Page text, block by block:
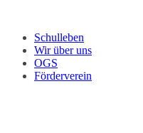
Schulleben
Wir über uns
OGS
Förderverein